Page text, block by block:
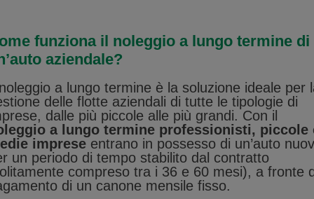
funziona il noleggio a lungo termine di
aziendale?
a lungo termine è la soluzione ideale per
delle flotte aziendali di tutte le tipologie di
dalle più piccole alle più grandi. Con il
a lungo termine professionisti, piccole
imprese entrano in possesso di un’auto
un periodo di tempo stabilito dal contratto
compreso tra i 36 e 60 mesi), a fronte
di un canone mensile fisso.